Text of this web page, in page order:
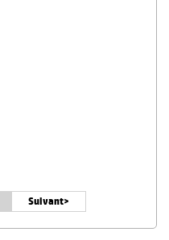
Suivant>